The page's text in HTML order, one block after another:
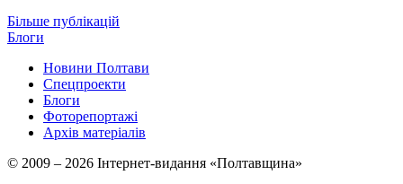
Більше публікацій
Блоги
Новини Полтави
Спецпроекти
Блоги
Фоторепортажі
Архів матеріалів
© 2009 – 2026 Інтернет-видання «Полтавщина»